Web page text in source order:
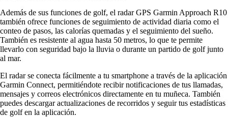
Además de sus funciones de golf, el radar GPS Garmin Approach R10
también ofrece funciones de seguimiento de actividad diaria como el
conteo de pasos, las calorías quemadas y el seguimiento del sueño.
También es resistente al agua hasta 50 metros, lo que te permite
llevarlo con seguridad bajo la lluvia o durante un partido de golf junto
al mar.
El radar se conecta fácilmente a tu smartphone a través de la aplicación
Garmin Connect, permitiéndote recibir notificaciones de tus llamadas,
mensajes y correos electrónicos directamente en tu muñeca. También
puedes descargar actualizaciones de recorridos y seguir tus estadísticas
de golf en la aplicación.